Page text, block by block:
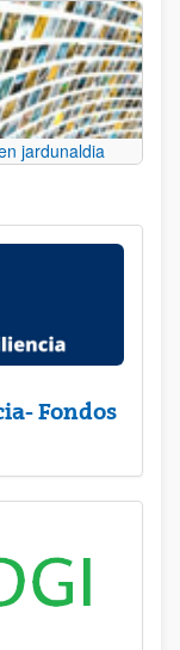
jardunaldia
Fondos